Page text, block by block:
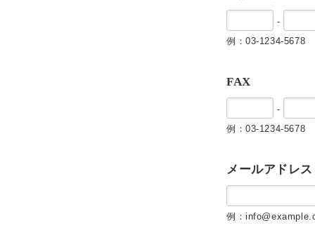
-
例：03-1234-5678
FAX
-
例：03-1234-5678
メールアドレス
例：